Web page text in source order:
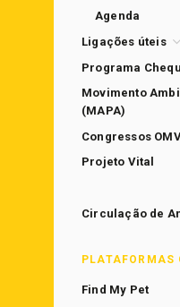
Agenda
Ligações úteis
Programa
Movimento
(MAPA)
Congressos
Projeto Vital
Circulação de
PLATAFORMAS
Find My Pet